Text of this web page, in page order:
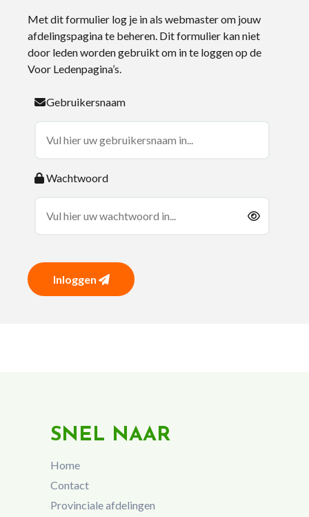
Met dit formulier log je in als webmaster om jouw
afdelingspagina te beheren. Dit formulier kan niet
door leden worden gebruikt om in te loggen op de
Voor Ledenpagina’s.
Gebruikersnaam
Wachtwoord
Inloggen
SNEL NAAR
Home
Contact
Provinciale afdelingen